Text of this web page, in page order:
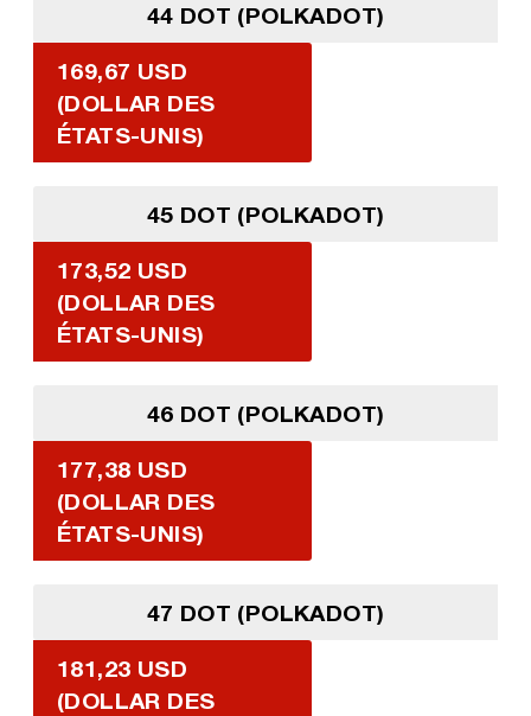
44 DOT (POLKADOT)
169,67 USD
(DOLLAR DES
ÉTATS-UNIS)
45 DOT (POLKADOT)
173,52 USD
(DOLLAR DES
ÉTATS-UNIS)
46 DOT (POLKADOT)
177,38 USD
(DOLLAR DES
ÉTATS-UNIS)
47 DOT (POLKADOT)
181,23 USD
(DOLLAR DES